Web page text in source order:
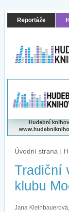
Reportáže
Hudební
Úvodní strana |
Tradiční
klubu
Jana